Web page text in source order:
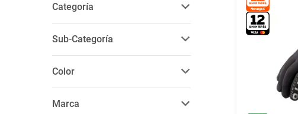
Categoría
accesorios para motos
Sub-Categoría
pantalones
Color
Marca
lavarropas
bicicleta
colchon
placard